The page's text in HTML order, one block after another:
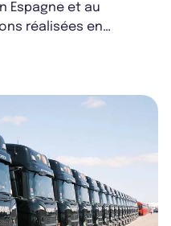
Espagne et au
réalisées en
permettent a...